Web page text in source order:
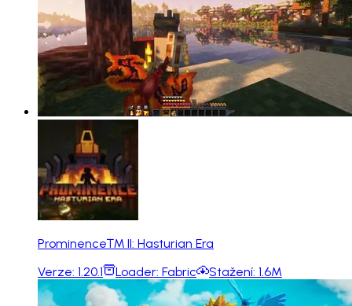
Prominence™ II: Hasturian Era
Verze: 1.20.1 Loader: Fabric Stažení: 1.6M